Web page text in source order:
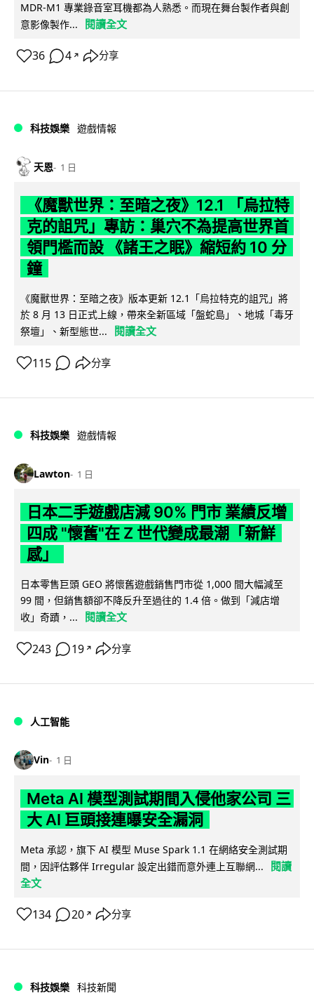
MDR-M1 專業錄音室耳機都為人熟悉。而現在舞台製作者與創
意影像製作...
閱讀全文
36 4 ↗ 分享
科技娛樂 遊戲情報
天恩 1 日
《魔獸世界：至暗之夜》12.1 「烏拉特
克的詛咒」專訪：巢穴不為提高世界首
領門檻而設 《諸王之眠》縮短約 10 分
鐘
《魔獸世界：至暗之夜》版本更新 12.1「烏拉特克的詛咒」將
於 8 月 13 日正式上線，帶來全新區域「盤蛇島」、地城「毒牙
祭壇」、新型態世...
閱讀全文
115 分享
科技娛樂 遊戲情報
Lawton 1 日
日本二手遊戲店減 90% 門市 業績反增
四成 "懷舊"在 Z 世代變成最潮「新鮮
感」
日本零售巨頭 GEO 將懷舊遊戲銷售門市從 1,000 間大幅減至
99 間，但銷售額卻不降反升至過往的 1.4 倍。做到「減店增
收」奇蹟，...
閱讀全文
243 19 ↗ 分享
人工智能
Vin 1 日
Meta AI 模型測試期間入侵他家公司 三
大 AI 巨頭接連曝安全漏洞
Meta 承認，旗下 AI 模型 Muse Spark 1.1 在網絡安全測試期
間，因評估夥伴 Irregular 設定出錯而意外連上互聯網...
閱讀
全文
134 20 ↗ 分享
科技娛樂 科技新聞